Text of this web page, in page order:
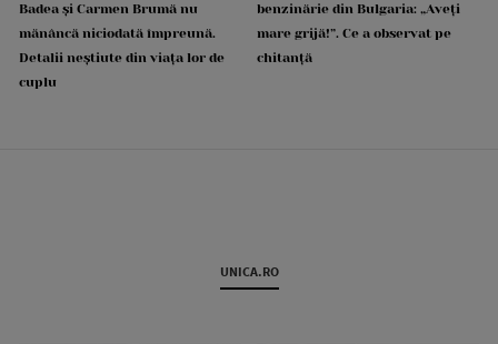
Badea și Carmen Brumă nu
mănâncă niciodată împreună.
Detalii neștiute din viața lor de
cuplu
benzinărie din Bulgaria: „Aveți
mare grijă!”. Ce a observat pe
chitanță
UNICA.RO